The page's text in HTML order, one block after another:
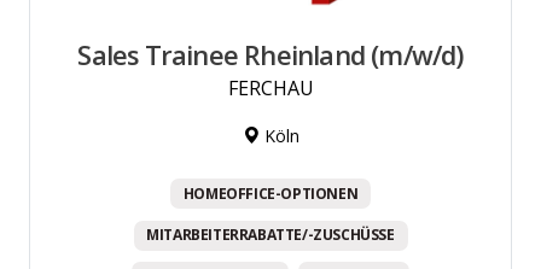
Sales Trainee Rheinland (m/w/d)
FERCHAU
Köln
HOMEOFFICE-OPTIONEN
MITARBEITERRABATTE/-ZUSCHÜSSE